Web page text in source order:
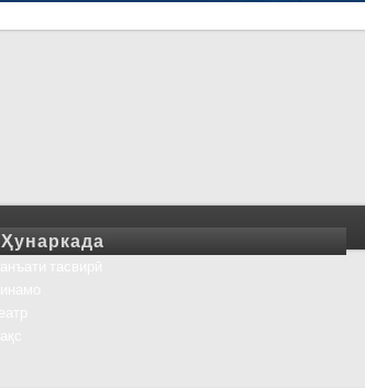
Ҳунаркада